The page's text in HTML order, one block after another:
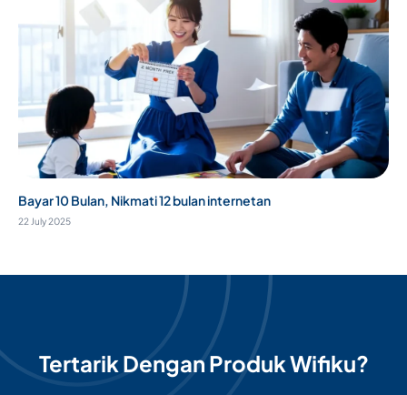
Bayar 10 Bulan, Nikmati 12 bulan internetan
22 July 2025
Tertarik Dengan Produk Wifiku?